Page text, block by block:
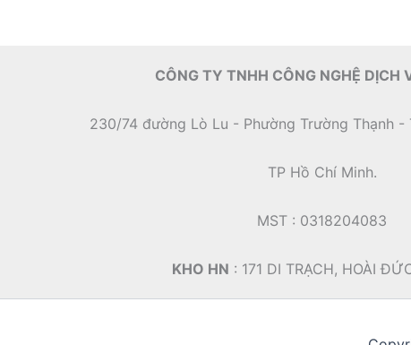
CÔNG TY TNHH CÔNG NGHỆ DỊCH
230/74 đường Lò Lu - Phường Trường Thạnh -
TP Hồ Chí Minh.
MST : 0318204083
KHO HN : 171 DI TRẠCH, HOÀI